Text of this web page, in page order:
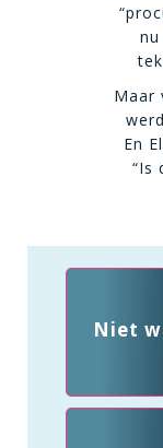
Maar
En
“Is
Niet